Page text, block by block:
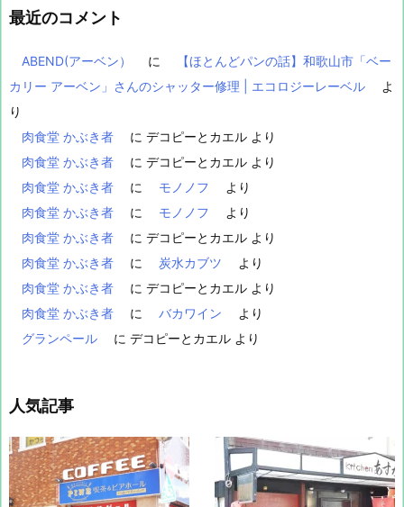
最近のコメント
ABEND(アーベン） に
【ほとんどパンの話】和歌山市「ベー
カリー アーベン」さんのシャッター修理 | エコロジーレーベル
よ
り
肉食堂 かぶき者
に デコピーとカエル より
肉食堂 かぶき者
に デコピーとカエル より
肉食堂 かぶき者
に モノノフ
より
肉食堂 かぶき者
に モノノフ
より
肉食堂 かぶき者
に デコピーとカエル より
肉食堂 かぶき者
に 炭水カブツ
より
肉食堂 かぶき者
に デコピーとカエル より
肉食堂 かぶき者
に バカワイン
より
グランペール
に デコピーとカエル より
人気記事